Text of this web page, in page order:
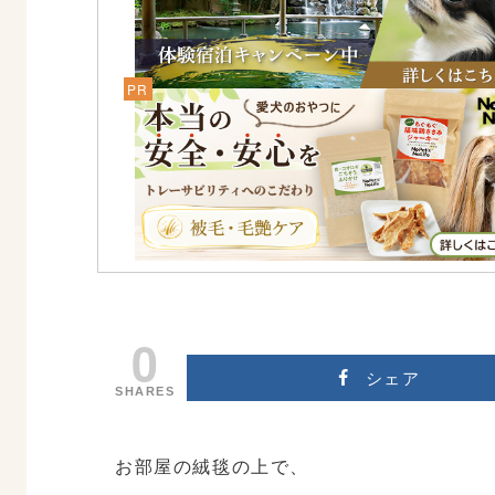
0
SHARES
シェア
お部屋の絨毯の上で、